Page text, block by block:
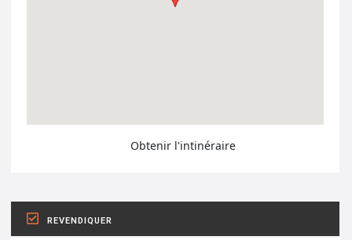
Obtenir l'intinéraire
REVENDIQUER